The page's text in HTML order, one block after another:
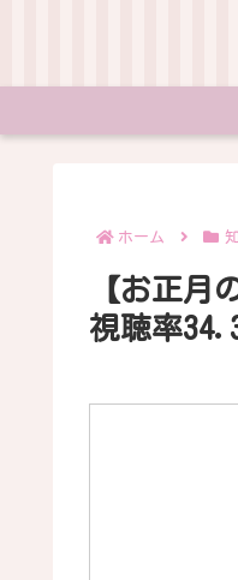
ホーム
【お正月
視聴率